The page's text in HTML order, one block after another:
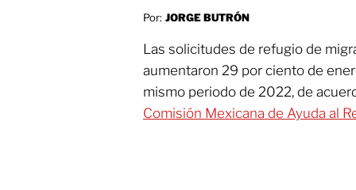
Por: JORGE BUTRÓN
Las solicitudes de refugio de
aumentaron 29 por ciento de
mismo periodo de 2022, de
Comisión Mexicana de Ayuda al